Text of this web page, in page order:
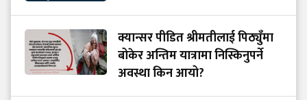
क्यान्सर पीडित श्रीमतीलाई पिठ्युँमा
बोकेर अन्तिम यात्रामा निस्किनुपर्ने
अवस्था किन आयो?